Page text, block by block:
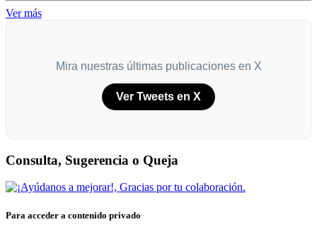
Ver más
Mira nuestras últimas publicaciones en X
Ver Tweets en X
Consulta, Sugerencia o Queja
Para acceder a contenido privado